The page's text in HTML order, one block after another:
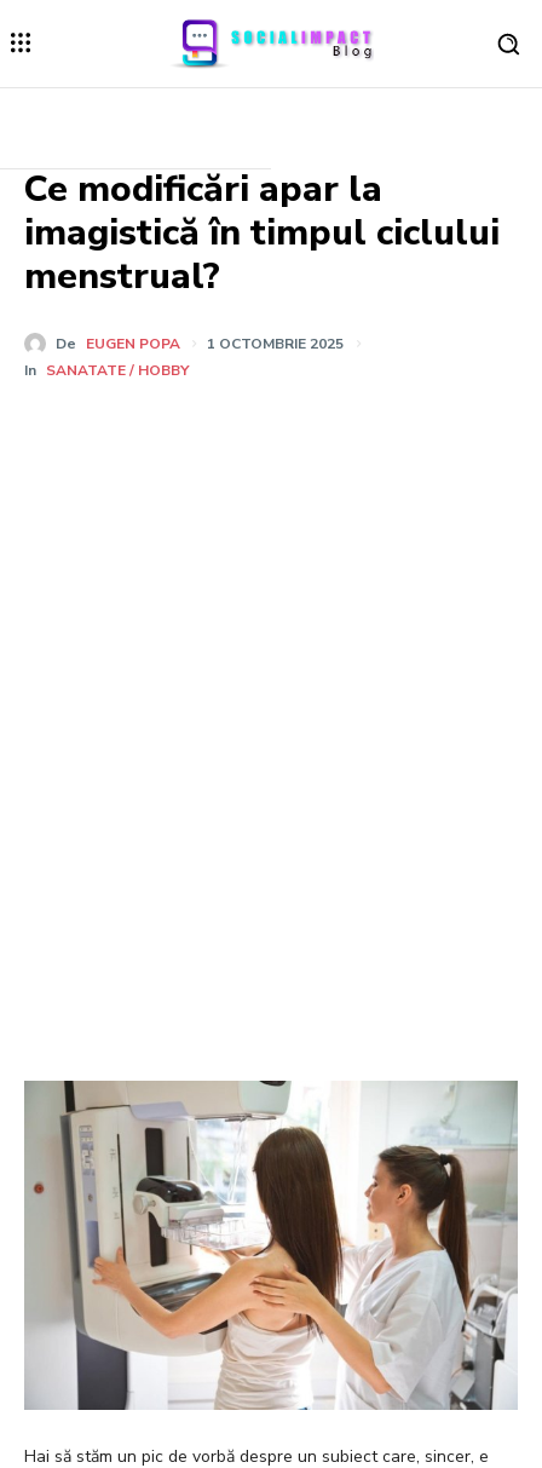
Ce modificări apar la
imagistică în timpul ciclului
menstrual?
De EUGEN POPA
1 OCTOMBRIE 2025
In SANATATE / HOBBY
Hai să stăm un pic de vorbă despre un subiect care, sincer, e